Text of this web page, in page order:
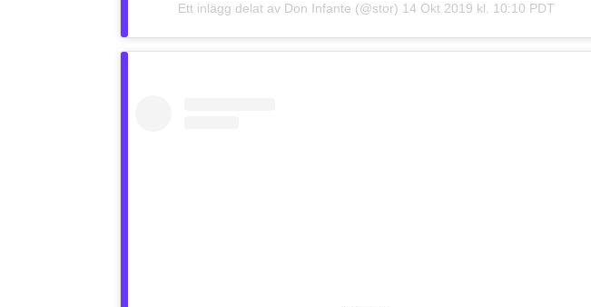
Ett inlägg delat av Don Infante (@stor) 14 Okt 2019 kl. 10:10 PDT